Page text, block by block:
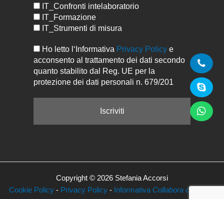
IT_Confronti intelaboratorio
IT_Formazione
IT_Strumenti di misura
Ho letto l‘Informativa Privacy Policy e
acconsento al trattamento dei dati secondo
quanto stabilito dal Reg. UE per la
protezione dei dati personali n. 679/201
Copyright © 2026 Stefania Accorsi
Cookie Policy - Privacy Policy - Informativa Collabora con Noi